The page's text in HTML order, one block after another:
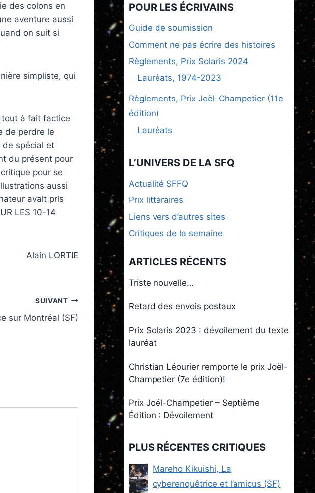
des colons en
aventure aussi
on suit si
simpliste, qui
tout à fait factice
de perdre le
de spécial et
du présent pour
pour se
aussi
avait pris
LES 10-14
Alain LORTIE
SUIVANT
sur Montréal (SF)
POUR LES ÉCRIVAINS
Guide de soumission
Comment ne pas écrire des histoires
Règlements, Prix Solaris 2024
Lauréats, 1974-2023
Règlements, Prix Joël-Champetier (11e
édition)
Lauréats
L’UNIVERS DE LA SFQ
Actualité SFFQ
Prix littéraires
Liens vers d’autres sites
Critiques de la semaine
ARTICLES RÉCENTS
Triste nouvelle…
Retard des envois postaux
Prix Solaris 2023 : dévoilement du texte
lauréat
Christian Léourier remporte le prix Joël-
Champetier (7e édition)!
Prix Joël-Champetier – Septième
Édition : Dévoilement
PLUS RÉCENTES CRITIQUES
Mareho Kikuishi, La
cyberenquêtrice et l’amicus (SF)